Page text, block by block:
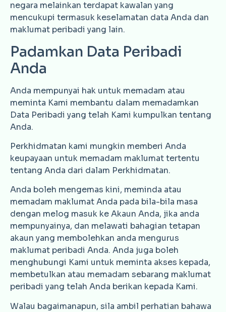
negara melainkan terdapat kawalan yang
mencukupi termasuk keselamatan data Anda dan
maklumat peribadi yang lain.
Padamkan Data Peribadi
Anda
Anda mempunyai hak untuk memadam atau
meminta Kami membantu dalam memadamkan
Data Peribadi yang telah Kami kumpulkan tentang
Anda.
Perkhidmatan kami mungkin memberi Anda
keupayaan untuk memadam maklumat tertentu
tentang Anda dari dalam Perkhidmatan.
Anda boleh mengemas kini, meminda atau
memadam maklumat Anda pada bila-bila masa
dengan melog masuk ke Akaun Anda, jika anda
mempunyainya, dan melawati bahagian tetapan
akaun yang membolehkan anda mengurus
maklumat peribadi Anda. Anda juga boleh
menghubungi Kami untuk meminta akses kepada,
membetulkan atau memadam sebarang maklumat
peribadi yang telah Anda berikan kepada Kami.
Walau bagaimanapun, sila ambil perhatian bahawa